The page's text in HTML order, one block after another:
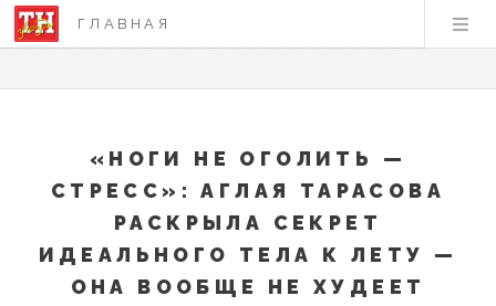
ГЛАВНАЯ
«НОГИ НЕ ОГОЛИТЬ —
СТРЕСС»: АГЛАЯ ТАРАСОВА
РАСКРЫЛА СЕКРЕТ
ИДЕАЛЬНОГО ТЕЛА К ЛЕТУ —
ОНА ВООБЩЕ НЕ ХУДЕЕТ